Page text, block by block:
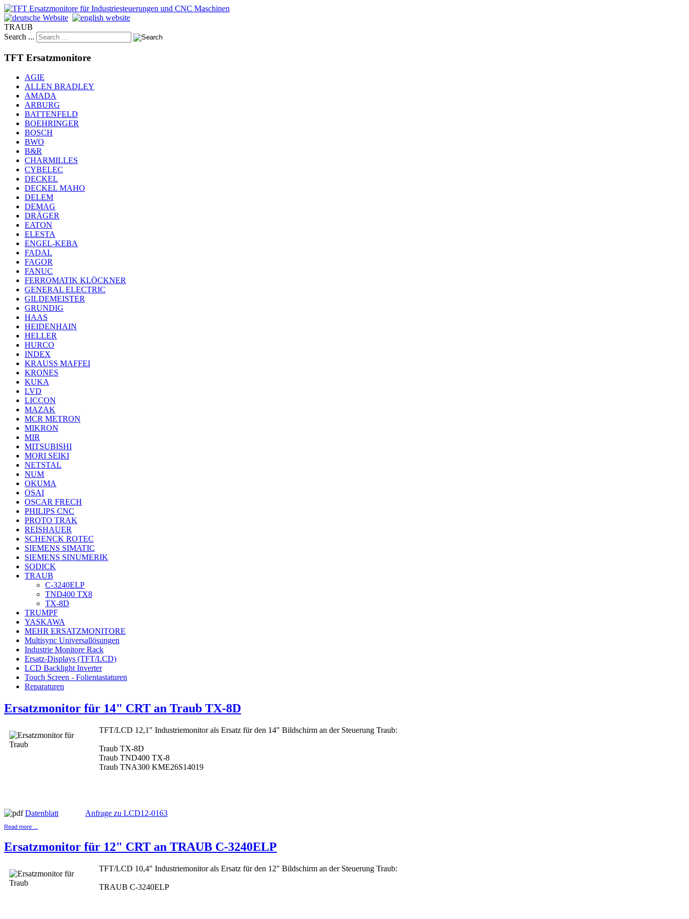
TRAUB
Search ...
TFT Ersatzmonitore
AGIE
ALLEN BRADLEY
AMADA
ARBURG
BATTENFELD
BOEHRINGER
BOSCH
BWO
B&R
CHARMILLES
CYBELEC
DECKEL
DECKEL MAHO
DELEM
DEMAG
DRÄGER
EATON
ELESTA
ENGEL-KEBA
FADAL
FAGOR
FANUC
FERROMATIK KLÖCKNER
GENERAL ELECTRIC
GILDEMEISTER
GRUNDIG
HAAS
HEIDENHAIN
HELLER
HURCO
INDEX
KRAUSS MAFFEI
KRONES
KUKA
LVD
LICCON
MAZAK
MCR METRON
MIKRON
MIR
MITSUBISHI
MORI SEIKI
NETSTAL
NUM
OKUMA
OSAI
OSCAR FRECH
PHILIPS CNC
PROTO TRAK
REISHAUER
SCHENCK ROTEC
SIEMENS SIMATIC
SIEMENS SINUMERIK
SODICK
TRAUB
C-3240ELP
TND400 TX8
TX-8D
TRUMPF
YASKAWA
MEHR ERSATZMONITORE
Multisync Universallösungen
Industrie Monitore Rack
Ersatz-Displays (TFT/LCD)
LCD Backlight Inverter
Touch Screen - Folientastaturen
Reparaturen
Ersatzmonitor für 14" CRT an Traub TX-8D
TFT/LCD 12,1" Industriemonitor als Ersatz für den 14" Bildschirm an der Steuerung Traub:
Traub TX-8D
Traub TND400 TX-8
Traub TNA300 KME26S14019
Datenblatt Anfrage zu LCD12-0163
Read more ...
Ersatzmonitor für 12" CRT an TRAUB C-3240ELP
TFT/LCD 10,4" Industriemonitor als Ersatz für den 12" Bildschirm an der Steuerung Traub:
TRAUB C-3240ELP